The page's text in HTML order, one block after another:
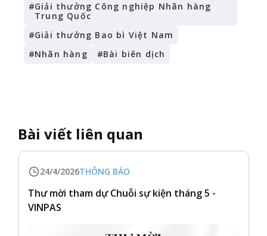
#Giải thưởng Công nghiệp Nhãn hàng
Trung Quốc
#Giải thưởng Bao bì Việt Nam
#Nhãn hàng #Bài biên dịch
Bài viết liên quan
24/4/2026THÔNG BÁO
Thư mời tham dự Chuỗi sự kiện tháng 5 -
VINPAS